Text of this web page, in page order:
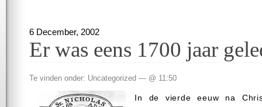
6 December, 2002
Er was eens 1700 jaar
Te vinden onder: Uncategorized — @ 11:50
In de vierde eeuw na